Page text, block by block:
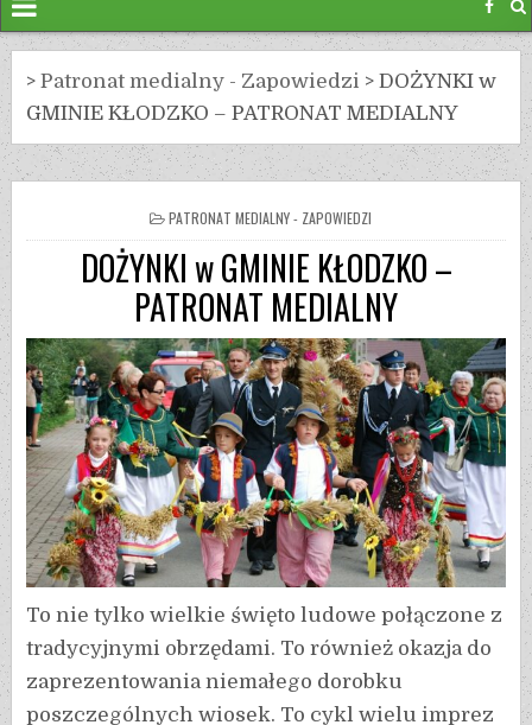
>Patronat medialny - Zapowiedzi >DOŻYNKI w
GMINIE KŁODZKO – PATRONAT MEDIALNY
PATRONAT MEDIALNY - ZAPOWIEDZI
DOŻYNKI w GMINIE KŁODZKO –
PATRONAT MEDIALNY
To nie tylko wielkie święto ludowe połączone z
tradycyjnymi obrzędami. To również okazja do
zaprezentowania niemałego dorobku
poszczególnych wiosek. To cykl wielu imprez